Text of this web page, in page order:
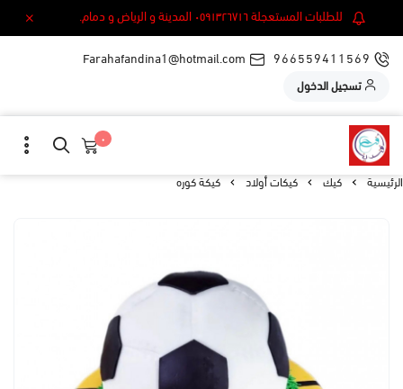
للطلبات المستعجلة ٠٥٩١٣٢٦٧١٦ المدينة و الرياض و دمام.
966559411569
Farahafandina1@hotmail.com
تسجيل الدخول
٠
الرئيسية كيك كيكات أولاد كيكة كوره